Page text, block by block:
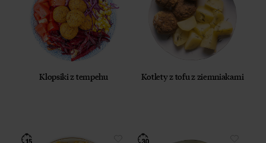
Klopsiki z tempehu Kotlety z tofu z ziemniakami